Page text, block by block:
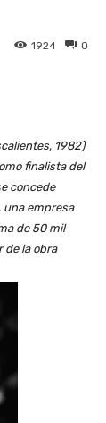
0
1924
1982)
finalista del
concede
una empresa
de 50 mil
de la obra